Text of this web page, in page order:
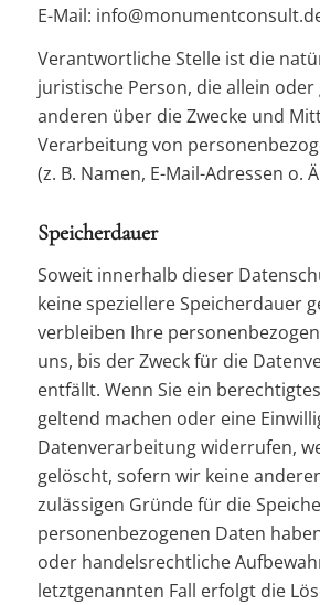
E-Mail:
Verantwortliche Stelle ist die
juristische Person, die allein
anderen über die Zwecke und
Verarbeitung von
(z. B. Namen, E-Mail-Adressen o.
Speicherdauer
Soweit innerhalb dieser
keine speziellere Speicherdauer
verbleiben Ihre
uns, bis der Zweck für die
entfällt. Wenn Sie ein
geltend machen oder eine
Datenverarbeitung widerrufen,
gelöscht, sofern wir keine
zulässigen Gründe für die
personenbezogenen Daten
oder handelsrechtliche
letztgenannten Fall erfolgt die